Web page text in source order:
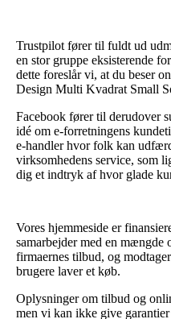
Trustpilot fører til fuldt ud
en stor gruppe eksisterende
dette foreslår vi, at du beser
Design Multi Kvadrat Small
Facebook fører til derudover
idé om e-forretningens
e-handler hvor folk kan
virksomhedens service, som
dig et indtryk af hvor glade
Vores hjemmeside er
samarbejder med en
firmaernes tilbud, og
brugere laver et køb.
Oplysninger om tilbud og
men vi kan ikke give